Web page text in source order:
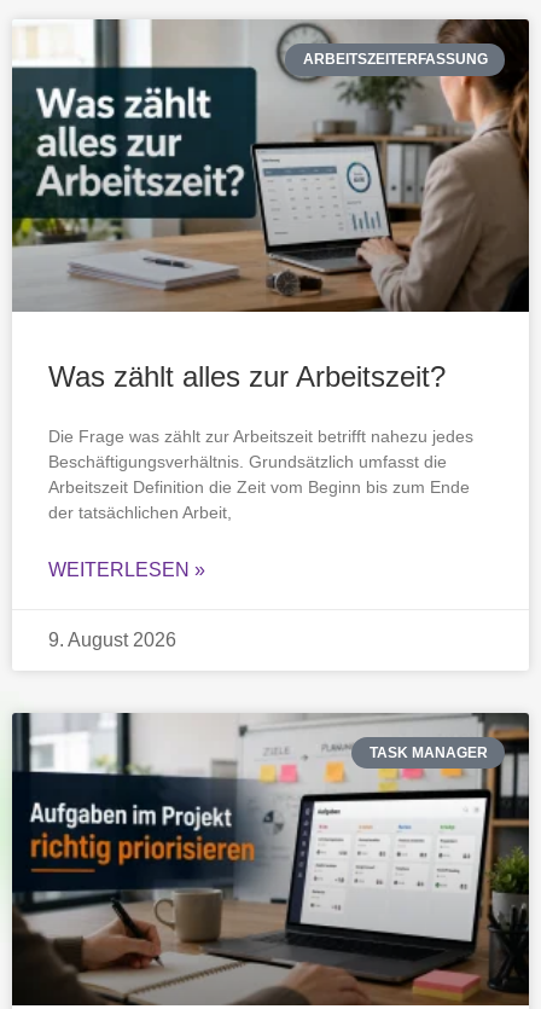
ARBEITSZEITERFASSUNG
Was zählt alles zur Arbeitszeit?
Die Frage was zählt zur Arbeitszeit betrifft nahezu jedes
Beschäftigungsverhältnis. Grundsätzlich umfasst die
Arbeitszeit Definition die Zeit vom Beginn bis zum Ende
der tatsächlichen Arbeit,
WEITERLESEN »
9. August 2026
TASK MANAGER